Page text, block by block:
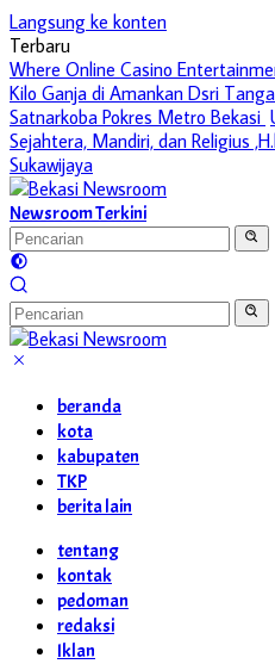
Langsung ke konten
Terbaru
Where Online Casino
Kilo Ganja di Amankan Dsri
Satnarkoba Pokres Metro Bekasi
Sejahtera, Mandiri, dan Religius
Sukawijaya
Newsroom Terkini
beranda
kota
kabupaten
TKP
berita lain
tentang
kontak
pedoman
redaksi
Iklan